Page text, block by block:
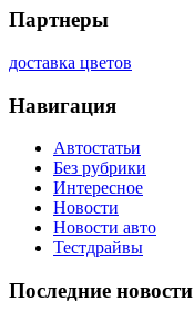
Партнеры
доставка цветов
Навигация
Автостатьи
Без рубрики
Интересное
Новости
Новости авто
Тестдрайвы
Последние новости